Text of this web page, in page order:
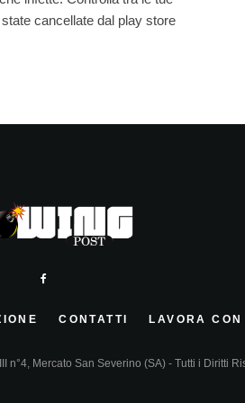
cancellate dal play store
CONTATTI LAVORA CON
n°4, Mercato San Severino (SA) - Tutti i Diritti